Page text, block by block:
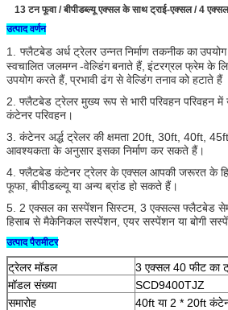
13 टन फूवा / बीपीडब्ल्यू एक्सल के साथ ट्राई-एक्सल / 4
उत्पाद वर्णन
1. फ्लैटबेड अर्ध ट्रेलर उन्नतनिर्माण तकनीक का
स्वचालित जलमग्न-वेल्डिंगबनाते हैं, इंटरग्रल फ्रेम के
उपयोग करते हैं, प्रभावी ढंग से वेल्डिंग तनावको हटाते हैं
2. फ्लैटबेड ट्रेलर मुख्य रूप से भारी परिवहन परिवहन में
कंटेनर परिवहन।
3. कंटेनर अर्द्ध ट्रेलर की क्षमता 20ft, 30ft, 40ft,
आवश्यकता के अनुसार इसका निर्माण कर सकते हैं।
4. फ्लैटबेड कंटेनर ट्रेलर के एक्सल आपकी जरूरत के
फूफा, बीपीडब्ल्यू या अन्य ब्रांड हो सकते हैं।
5. 2 एक्सल का सस्पेंशन सिस्टम, 3 एक्सल्स फ्लैटबेड
हिसाब से मैकेनिकल सस्पेंशन, एयर सस्पेंशन या बोगी
उत्पाद पैरामीटर
ट्रेलर मॉडल
3 एक्सल 40 फीट का
मॉडल संख्या
SCD9400TJZ
समारोह
40ft या 2 * 20ft